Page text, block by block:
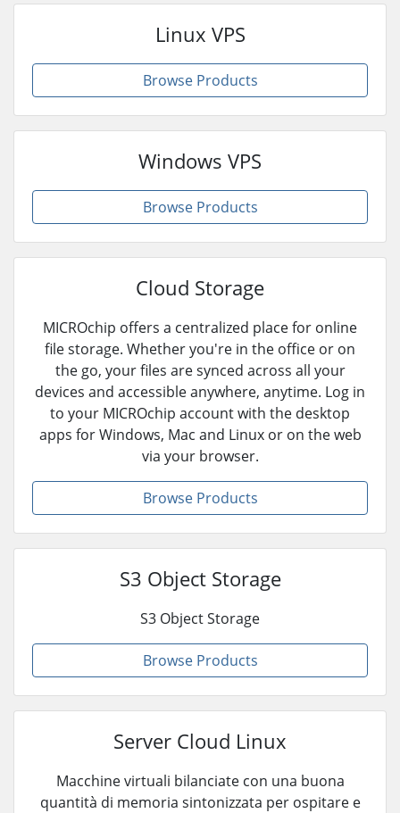
Linux VPS
Browse Products
Windows VPS
Browse Products
Cloud Storage
MICROchip offers a centralized place for online
file storage. Whether you're in the office or on
the go, your files are synced across all your
devices and accessible anywhere, anytime. Log in
to your MICROchip account with the desktop
apps for Windows, Mac and Linux or on the web
via your browser.
Browse Products
S3 Object Storage
S3 Object Storage
Browse Products
Server Cloud Linux
Macchine virtuali bilanciate con una buona
quantità di memoria sintonizzata per ospitare e